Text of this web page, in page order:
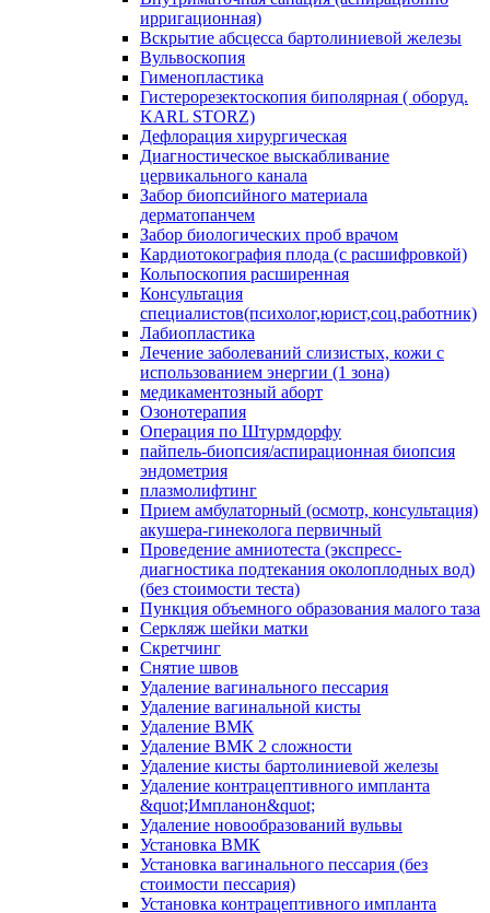
ирригационная)
Вскрытие абсцесса бартолиниевой железы
Вульвоскопия
Гименопластика
Гистерорезектоскопия биполярная ( оборуд.
KARL STORZ)
Дефлорация хирургическая
Диагностическое выскабливание
цервикального канала
Забор биопсийного материала
дерматопанчем
Забор биологических проб врачом
Кардиотокография плода (с расшифровкой)
Кольпоскопия расширенная
Консультация
специалистов(психолог,юрист,соц.работник)
Лабиопластика
Лечение заболеваний слизистых, кожи с
использованием энергии (1 зона)
медикаментозный аборт
Озонотерапия
Операция по Штурмдорфу
пайпель-биопсия/аспирационная биопсия
эндометрия
плазмолифтинг
Прием амбулаторный (осмотр, консультация)
акушера-гинеколога первичный
Проведение амниотеста (экспресс-
диагностика подтекания околоплодных вод)
(без стоимости теста)
Пункция объемного образования малого таза
Серкляж шейки матки
Скретчинг
Снятие швов
Удаление вагинального пессария
Удаление вагинальной кисты
Удаление ВМК
Удаление ВМК 2 сложности
Удаление кисты бартолиниевой железы
Удаление контрацептивного импланта
&quot;Импланон&quot;
Удаление новообразований вульвы
Установка ВМК
Установка вагинального пессария (без
стоимости пессария)
Установка контрацептивного импланта